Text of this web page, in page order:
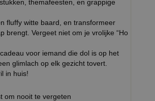
themafeesten, en grappige
fluffy witte baard, en transformeer
brengt. Vergeet niet om je vrolijke “Ho
voor iemand die dol is op het
glimlach op elk gezicht tovert.
in huis!
om nooit te vergeten